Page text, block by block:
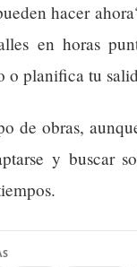
hacer
en horas
o planifica tu
de obras,
y buscar